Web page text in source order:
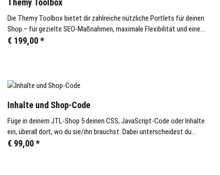
Themy Toolbox
Die Themy Toolbox bietet dir zahlreiche nützliche Portlets für deinen
Shop – für gezielte SEO-Maßnahmen, maximale Flexibilität und eine
einfache Steuerung deiner Inhalte.
€ 199,00*
Inhalte und Shop-Code
Füge in deinem JTL-Shop 5 deinen CSS, JavaScript-Code oder Inhalte
ein, überall dort, wo du sie/ihn brauchst. Dabei unterscheidest du
zwischen Seiten und Kategorien.
€ 99,00*